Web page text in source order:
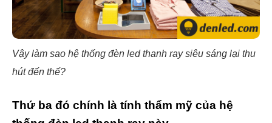
Vậy làm sao hệ thống đèn led thanh ray siêu sáng lại thu
hút đến thế?
Thứ ba đó chính là tính thẩm mỹ của hệ